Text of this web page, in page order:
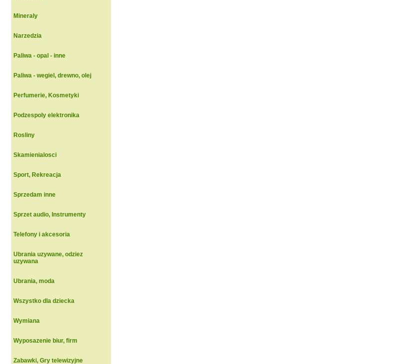
Mineraly
Narzedzia
Paliwa - opal - inne
Paliwa - wegiel, drewno, olej
Perfumerie, Kosmetyki
Podzespoly elektronika
Rosliny
Skamienialosci
Sport, Rekreacja
Sprzedam inne
Sprzet audio, Instrumenty
Telefony i akcesoria
Ubrania uzywane, odziez
uzywana
Ubrania, moda
Wszystko dla dziecka
Wymiana
Wyposazenie biur, firm
Zabawki, Gry telewizyjne